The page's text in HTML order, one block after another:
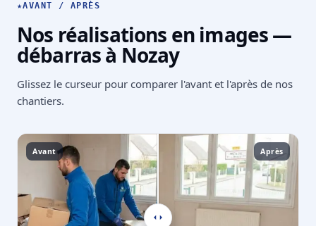
★AVANT / APRÈS
Nos réalisations en images —
débarras à Nozay
Glissez le curseur pour comparer l'avant et l'après de nos
chantiers.
Avant Après